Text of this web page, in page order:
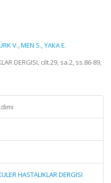
V.,MEN S.,YAKA E.
DERGISI, cilt.29, sa.2, ss.86-89,
HASTALIKLAR DERGISI